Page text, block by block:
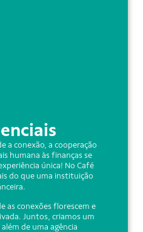
a conexão, a cooperação
humana às finanças se
única! No Café
do que uma instituição
as conexões florescem e
Juntos, criamos um
de uma agência